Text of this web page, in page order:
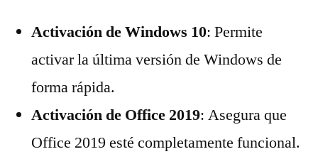
Activación de Windows 10: Permite
activar la última versión de Windows de
forma rápida.
Activación de Office 2019: Asegura que
Office 2019 esté completamente funcional.